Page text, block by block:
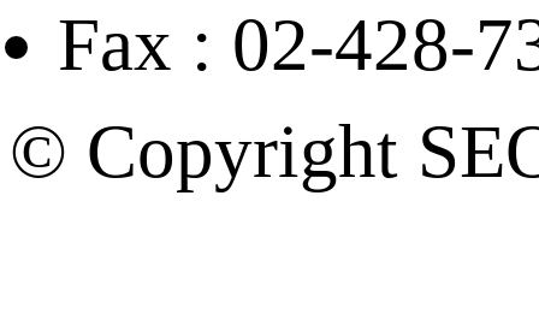
Fax : 02-428-
© Copyright